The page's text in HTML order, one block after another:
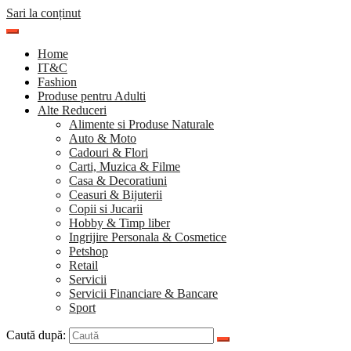
Sari la conținut
Home
IT&C
Fashion
Produse pentru Adulti
Alte Reduceri
Alimente si Produse Naturale
Auto & Moto
Cadouri & Flori
Carti, Muzica & Filme
Casa & Decoratiuni
Ceasuri & Bijuterii
Copii si Jucarii
Hobby & Timp liber
Ingrijire Personala & Cosmetice
Petshop
Retail
Servicii
Servicii Financiare & Bancare
Sport
Caută după: